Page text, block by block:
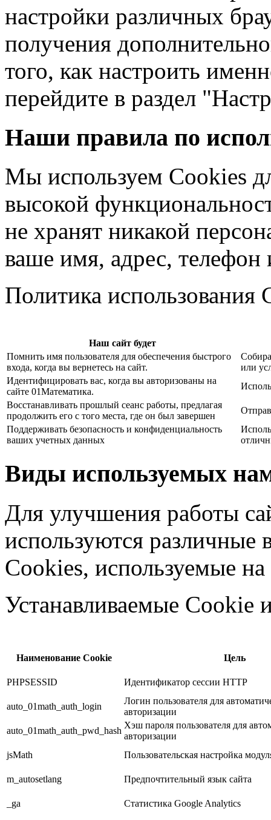
настройки различных
получения
того, как настроить
перейдите в раздел
Наши правила по
Мы используем Cookies
высокой
не хранят никакой
ваше имя, адрес,
Политика использования
Наш сайт будет
Помнить имя пользователя для обеспечения быстрого
входа, когда вы вернетесь на сайт.
или
Идентифицировать вас, когда вы авторизованы на
сайте 01Математика.
Восстанавливать прошлый сеанс работы, предлагая
продолжить его с того места, где он был завершен
Поддерживать безопасность и конфиденциальность
ваших учетных данных
Виды используемых
Для улучшения работы
используются
Cookies, используемые
Устанавливаемые Cookie
Наименование Cookie Цель
PHPSESSID Идентификатор сессии HTTP
auto_01math_auth_login
Логин пользователя для
авторизации
auto_01math_auth_pwd_hash
Хэш пароля пользователя для
авторизации
jsMath
Пользовательская настройка
m_autosetlang Предпочтительный язык сайта
_ga Статистика Google Analytics